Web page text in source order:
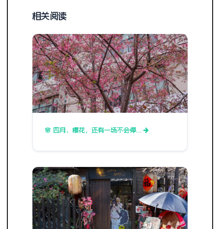
相关阅读
🌸 四月、樱花，还有一场不会停…